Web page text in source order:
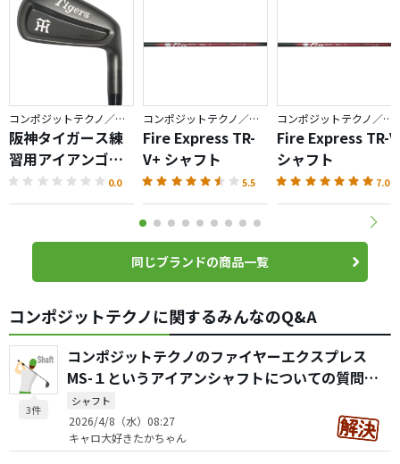
コンポジットテクノ／ファイアーエクスプレス
阪神タイガース練
習用アイアンゴル
フクラブ
0.0
コンポジットテクノ／ファイアーエクスプレス
Fire Express TR-
V+ シャフト
5.5
コンポジットテクノ／ファイアーエクスプレス
Fire Express TR-V
シャフト
7.0
同じブランドの商品一覧
コンポジットテクノに関するみんなのQ&A
3件
コンポジットテクノのファイヤーエクスプレス
MS-１というアイアンシャフトについての質問で
す。
シャフト
2026/4/8（水）08:27
キャロ大好きたかちゃん